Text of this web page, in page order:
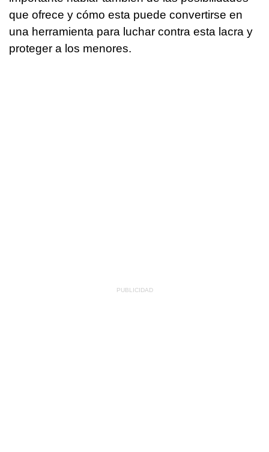
que ofrece y cómo esta puede convertirse en
una herramienta para luchar contra esta lacra y
proteger a los menores.